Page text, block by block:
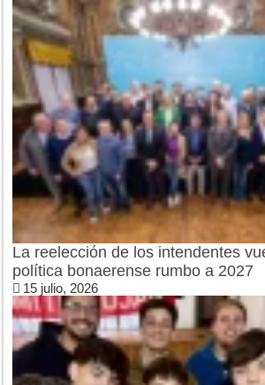
La reelección de los intendentes
política bonaerense rumbo a 2027
15 julio, 2026